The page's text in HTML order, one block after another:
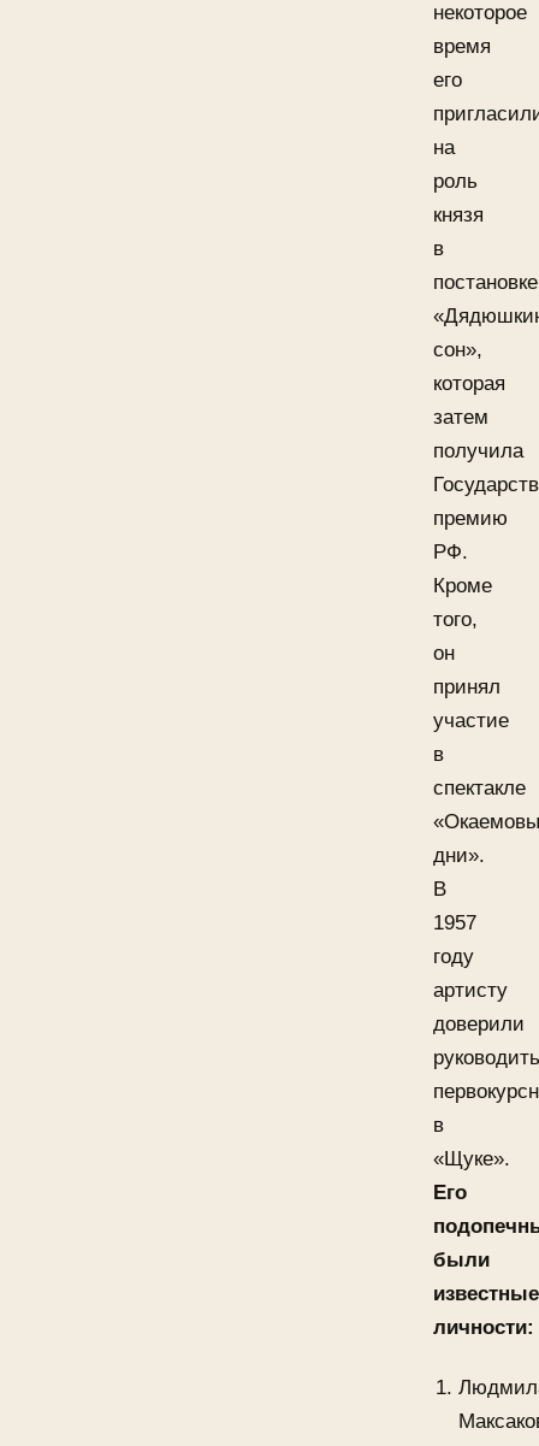
некоторое
время
его
на
роль
князя
в
постановке
сон»,
которая
затем
получила
премию
РФ.
Кроме
того,
он
принял
участие
в
спектакле
«Окаемовы
дни».
В
1957
году
артисту
доверили
руководить
в
«Щуке».
Его
были
известные
личности: